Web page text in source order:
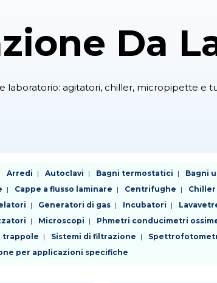
Da
agitatori, chiller, micropipette e
Arredi Autoclavi Bagni termostatici Bagni
Cappe a flusso laminare Centrifughe Chiller
Generatori di gas Incubatori
Microscopi Phmetri conducimetri
trappole
Sistemi di filtrazione
per applicazioni specifiche